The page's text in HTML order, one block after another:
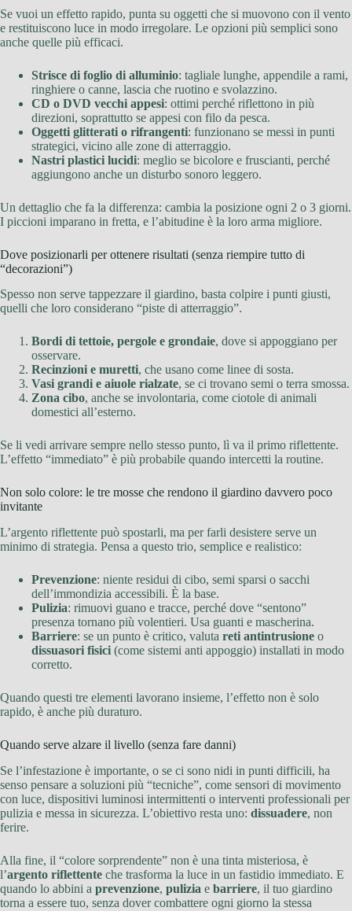
Se vuoi un effetto rapido, punta su oggetti che si muovono con il vento
e restituiscono luce in modo irregolare. Le opzioni più semplici sono
anche quelle più efficaci.
Strisce di foglio di alluminio: tagliale lunghe, appendile a rami,
ringhiere o canne, lascia che ruotino e svolazzino.
CD o DVD vecchi appesi: ottimi perché riflettono in più
direzioni, soprattutto se appesi con filo da pesca.
Oggetti glitterati o rifrangenti: funzionano se messi in punti
strategici, vicino alle zone di atterraggio.
Nastri plastici lucidi: meglio se bicolore e fruscianti, perché
aggiungono anche un disturbo sonoro leggero.
Un dettaglio che fa la differenza: cambia la posizione ogni 2 o 3 giorni.
I piccioni imparano in fretta, e l’abitudine è la loro arma migliore.
Dove posizionarli per ottenere risultati (senza riempire tutto di
“decorazioni”)
Spesso non serve tappezzare il giardino, basta colpire i punti giusti,
quelli che loro considerano “piste di atterraggio”.
Bordi di tettoie, pergole e grondaie, dove si appoggiano per
osservare.
Recinzioni e muretti, che usano come linee di sosta.
Vasi grandi e aiuole rialzate, se ci trovano semi o terra smossa.
Zona cibo, anche se involontaria, come ciotole di animali
domestici all’esterno.
Se li vedi arrivare sempre nello stesso punto, lì va il primo riflettente.
L’effetto “immediato” è più probabile quando intercetti la routine.
Non solo colore: le tre mosse che rendono il giardino davvero poco
invitante
L’argento riflettente può spostarli, ma per farli desistere serve un
minimo di strategia. Pensa a questo trio, semplice e realistico:
Prevenzione: niente residui di cibo, semi sparsi o sacchi
dell’immondizia accessibili. È la base.
Pulizia: rimuovi guano e tracce, perché dove “sentono”
presenza tornano più volentieri. Usa guanti e mascherina.
Barriere: se un punto è critico, valuta reti antintrusione o
dissuasori fisici (come sistemi anti appoggio) installati in modo
corretto.
Quando questi tre elementi lavorano insieme, l’effetto non è solo
rapido, è anche più duraturo.
Quando serve alzare il livello (senza fare danni)
Se l’infestazione è importante, o se ci sono nidi in punti difficili, ha
senso pensare a soluzioni più “tecniche”, come sensori di movimento
con luce, dispositivi luminosi intermittenti o interventi professionali per
pulizia e messa in sicurezza. L’obiettivo resta uno: dissuadere, non
ferire.
Alla fine, il “colore sorprendente” non è una tinta misteriosa, è
l’argento riflettente che trasforma la luce in un fastidio immediato. E
quando lo abbini a prevenzione, pulizia e barriere, il tuo giardino
torna a essere tuo, senza dover combattere ogni giorno la stessa